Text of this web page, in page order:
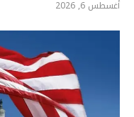
أغسطس 6, 2026